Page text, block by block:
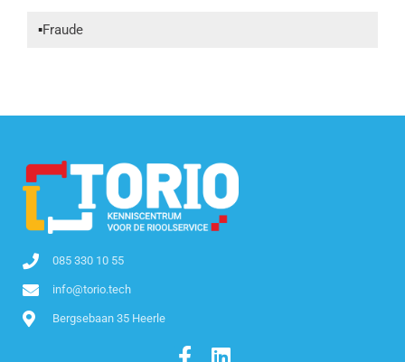
Fraude
085 330 10 55
info@torio.tech
Bergsebaan 35 Heerle